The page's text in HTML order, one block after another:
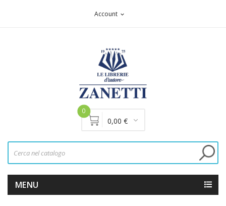
Account expand_more
0
0,00 €
MENU